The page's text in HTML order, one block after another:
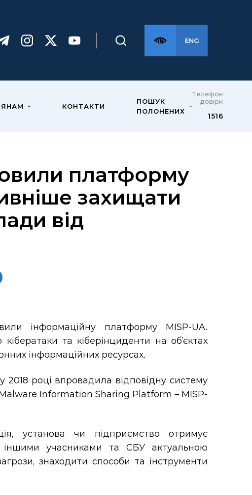
ENG
КОНТАКТИ
ПОШУК
ПОЛОНЕНИХ
Телефон
довіри
1516
платформу
захищати
від
інформаційну платформу MISP-UA.
та кіберінциденти на об’єктах
інформаційних ресурсах.
році впровадила відповідну систему
Information Sharing Platform – MISP-
установа чи підприємство отримує
іншими учасниками та СБУ актуальною
знаходити способи та інструменти